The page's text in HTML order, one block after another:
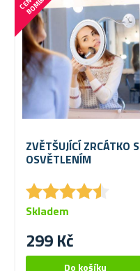
ZVĚTŠUJÍCÍ ZRCÁTKO S
OSVĚTLENÍM
★★★★★
★★★★★
299 Kč
Skladem